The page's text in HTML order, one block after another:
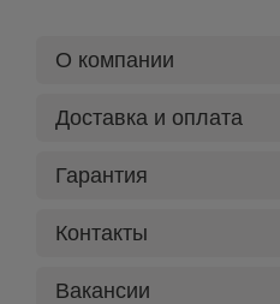
О компании
Доставка и оплата
Гарантия
Контакты
Вакансии